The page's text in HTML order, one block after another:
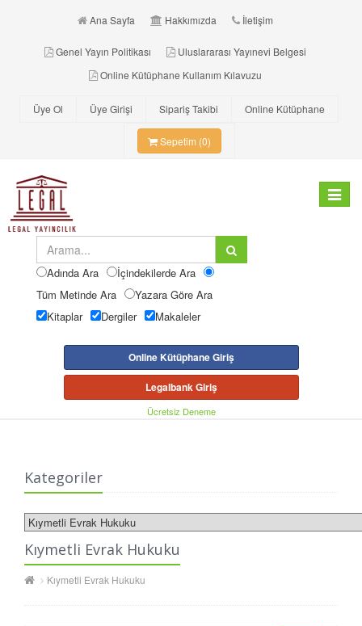
Ana Sayfa Hakkımızda İletişim
Genel Yayın Politikası
Uluslararası Yayınevi Belgesi
Online Kütüphane Kullanım Kılavuzu
Üye Ol Üye Girişi Sipariş Takibi Online Kütüphane
Sepetim (0)
Toggle
Adında Ara
İçindekilerde Ara
Tüm Metinde Ara
Yazara Göre Ara
Kitaplar
Dergiler Makaleler
Online Kütüphane Giriş
Legalbank Giriş
Ücretsiz Deneme
Kategoriler
Kıymetli Evrak Hukuku
Kıymetli Evrak Hukuku